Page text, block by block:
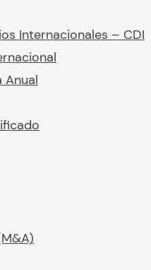
Internacionales – CDI
Anual